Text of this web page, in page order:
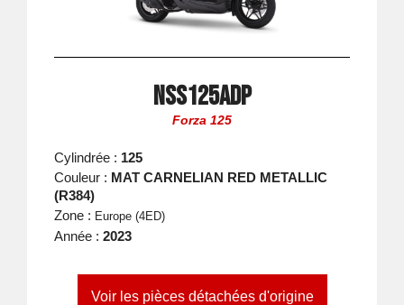
NSS125ADP
Forza 125
Cylindrée : 125
Couleur : MAT CARNELIAN RED METALLIC
(R384)
Zone : Europe (4ED)
Année : 2023
Voir les pièces détachées d'origine